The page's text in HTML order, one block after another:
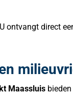
direct
Maassluis